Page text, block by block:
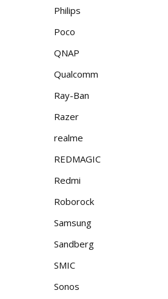
Philips
Poco
QNAP
Qualcomm
Ray-Ban
Razer
realme
REDMAGIC
Redmi
Roborock
Samsung
Sandberg
SMIC
Sonos